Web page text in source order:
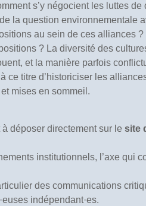
s’y négocient les luttes
la question environnementale
au sein de ces alliances
? La diversité des
et la manière parfois
ce titre d’historiciser les
mises en sommeil.
déposer directement sur le site
institutionnels, l’axe qui
des communications
indépendant·es.